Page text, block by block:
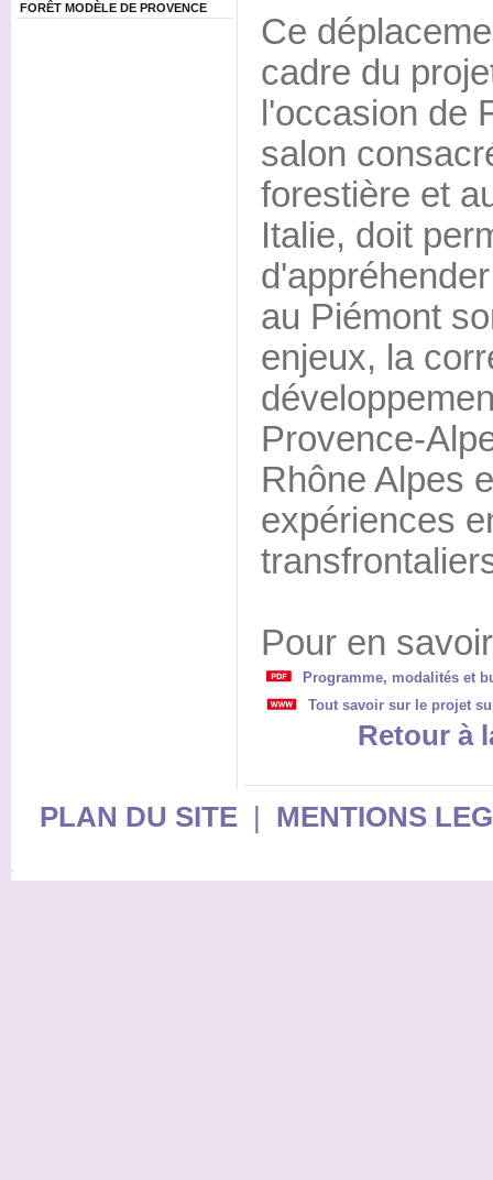
FORÊT MODÈLE DE PROVENCE
Ce
cadre du
l'occasion de
salon
forestière et
Italie, doit
au Piémont
enjeux, la
Provence-
Rhône Alpes
expériences
Pour en
Programme, modalités et
Tout savoir sur le projet
Retour à
PLAN DU SITE| MENTIONS